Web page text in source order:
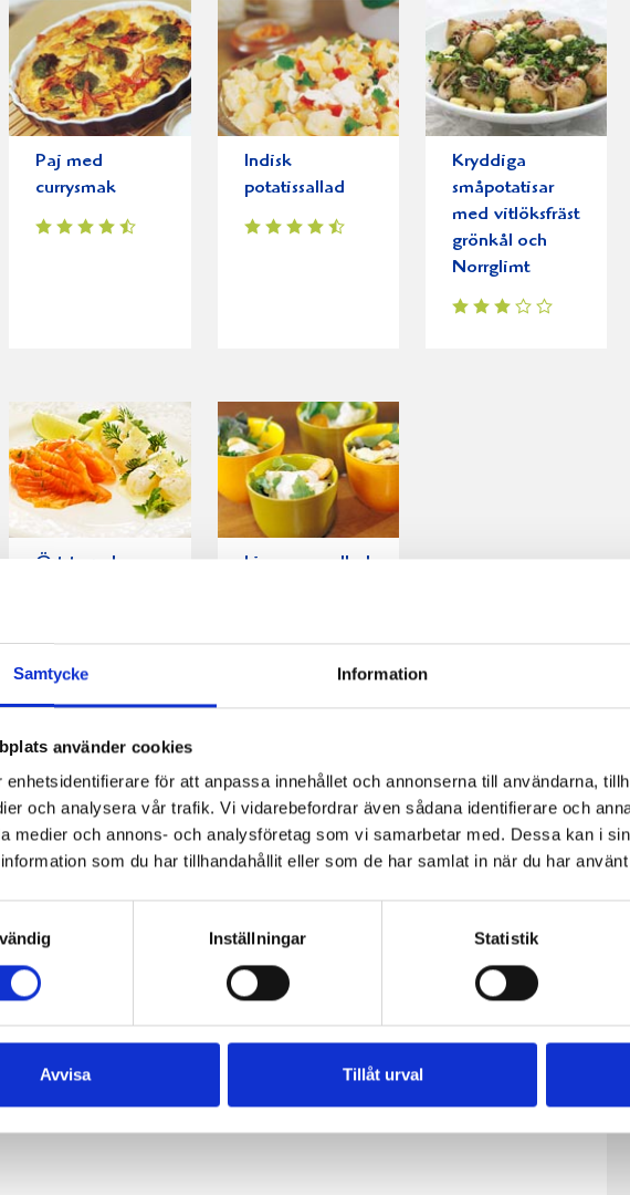
Samtycke Information
använder cookies
enhetsidentifierare för att anpassa innehållet och annonserna till användarna,
och analysera vår trafik. Vi vidarebefordrar även sådana identifierare och
medier och annons- och analysföretag som vi samarbetar med. Dessa kan i
som du har tillhandahållit eller som de har samlat in när du har
Inställningar Statistik
Avvisa Tillåt urval
Paj med
currysmak
Indisk
potatissallad
Kryddiga
småpotatisar
med vitlöksfräst
grönkål och
Norrglimt
Örtstuvad
Ljummen sallad
Skogsbärsfil